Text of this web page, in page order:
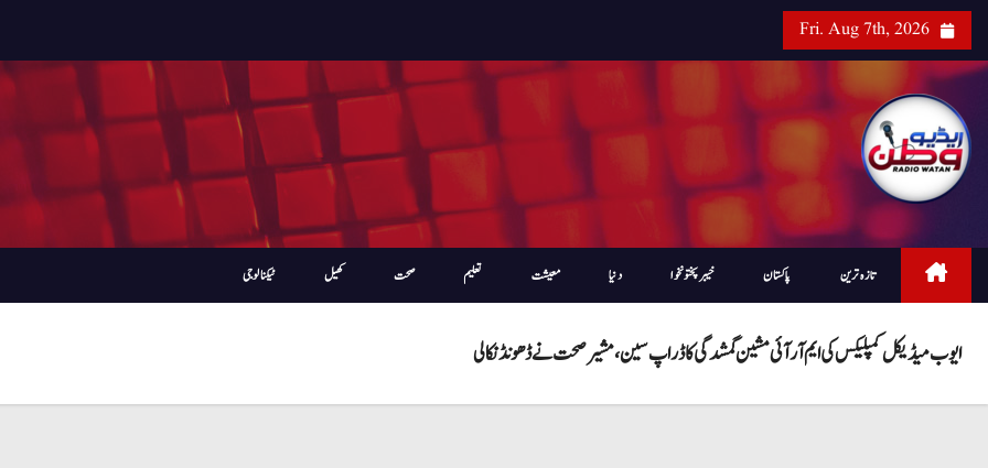
i
Fri. Aug 7th, 2026
تازہ ترین پاکستان خیبرپختونخوا دنیا معیشت تعلیم صحت کھیل ٹیکنالوجی
ایوب میڈیکل کمپلیکس کی ایم آر آئی مشین گمشدگی کا ڈراپ سین، مشیر صحت نے ڈھونڈ نکالی